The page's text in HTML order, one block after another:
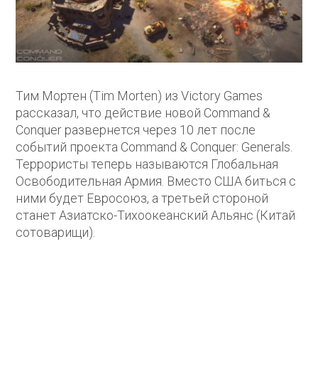
Тим Мортен (Tim Morten) из Victory Games
рассказал, что действие новой Command &
Conquer развернется через 10 лет после
событий проекта Command & Conquer: Generals.
Террористы теперь называются Глобальная
Освободительная Армия. Вместо США биться с
ними будет Евросоюз, а третьей стороной
станет Азиатско-Тихоокеанский Альянс (Китай
сотоварищи).